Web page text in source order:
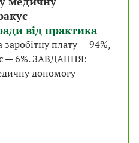
від практика
плату — 94%,
— 6%. ЗАВДАННЯ:
допомогу